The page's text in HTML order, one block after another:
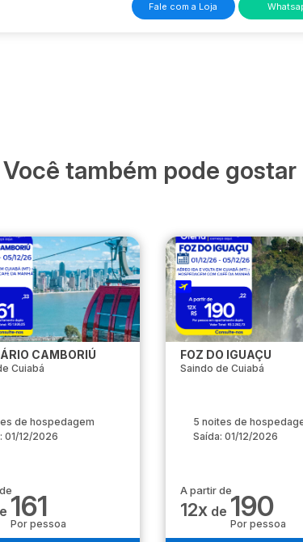
Fale com a Loja
Você também pode gostar
CAMBORIÚ
Cuiabá
de hospedagem
01/12/2026
161
Por pessoa
FOZ DO IGUAÇU
Saindo de Cuiabá
5 noites de
Saída: 01/12/2026
A partir de
12x de 190
Por pessoa